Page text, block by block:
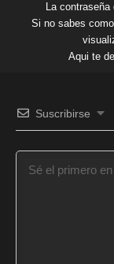
La
Si no sabes
Aqui te
Suscribirse